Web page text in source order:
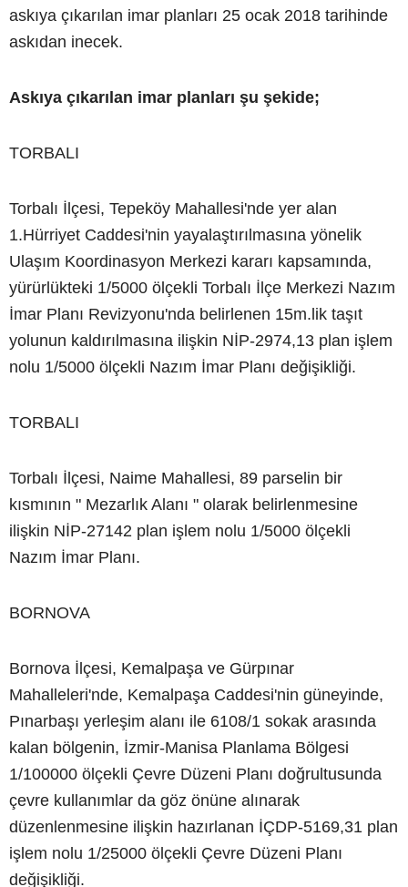
askıya çıkarılan imar planları 25 ocak 2018 tarihinde
askıdan inecek.
Askıya çıkarılan imar planları şu şekide;
TORBALI
Torbalı İlçesi, Tepeköy Mahallesi'nde yer alan
1.Hürriyet Caddesi'nin yayalaştırılmasına yönelik
Ulaşım Koordinasyon Merkezi kararı kapsamında,
yürürlükteki 1/5000 ölçekli Torbalı İlçe Merkezi Nazım
İmar Planı Revizyonu'nda belirlenen 15m.lik taşıt
yolunun kaldırılmasına ilişkin NİP-2974,13 plan işlem
nolu 1/5000 ölçekli Nazım İmar Planı değişikliği.
TORBALI
Torbalı İlçesi, Naime Mahallesi, 89 parselin bir
kısmının " Mezarlık Alanı " olarak belirlenmesine
ilişkin NİP-27142 plan işlem nolu 1/5000 ölçekli
Nazım İmar Planı.
BORNOVA
Bornova İlçesi, Kemalpaşa ve Gürpınar
Mahalleleri'nde, Kemalpaşa Caddesi'nin güneyinde,
Pınarbaşı yerleşim alanı ile 6108/1 sokak arasında
kalan bölgenin, İzmir-Manisa Planlama Bölgesi
1/100000 ölçekli Çevre Düzeni Planı doğrultusunda
çevre kullanımlar da göz önüne alınarak
düzenlenmesine ilişkin hazırlanan İÇDP-5169,31 plan
işlem nolu 1/25000 ölçekli Çevre Düzeni Planı
değişikliği.